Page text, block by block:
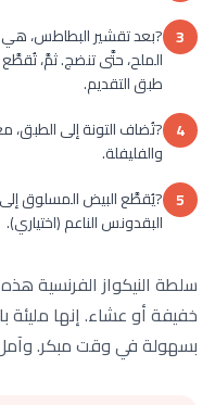
3 ?بعد تقشير البطاطس، هي
الملح، حتَّى تنضج. ثمَّ،
طبق التقديم.
4 ?تُضاف التونة إلى الطبق،
والفليفلة.
5 ?يُقطَّع البيض المسلوق إلى
البقدونس الناعم (اختياري).
سلطة النيكواز الفرنسية
خفيفة أو عشاء. إنها
بسهولة في وقت مبكر.